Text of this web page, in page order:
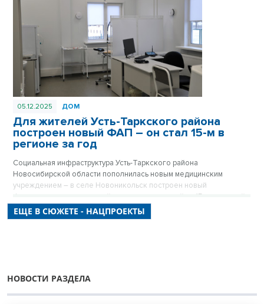
05.12.2025 ДОМ
Для жителей Усть-Таркского района
построен новый ФАП – он стал 15-м в
регионе за год
Социальная инфраструктура Усть-Таркского района
Новосибирской области пополнилась новым медицинским
учреждением – в селе Новоникольск построен новый
фельдшерско-акушерский пункт, рассчитанный на 15 посещений
в смену.
ЕЩЕ В СЮЖЕТЕ - НАЦПРОЕКТЫ
НОВОСТИ РАЗДЕЛА